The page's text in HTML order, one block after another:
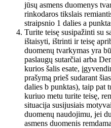
jūsų asmens duomenys
rinkodaros tikslais
straipsnio 1 dalies a
Turite teisę susipažinti su
ištaisyti, ištrinti ir teisę
duomenų tvarkymas yra
paslaugų sutarčiai arba
kurios šalis esate,
prašymą prieš sudarant
dalies b punktas), taip pat
kuriuo metu turite teisę,
situacija susijusiais
duomenų naudojimu, jei
asmens duomenis